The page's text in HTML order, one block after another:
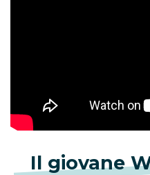
Il giovane